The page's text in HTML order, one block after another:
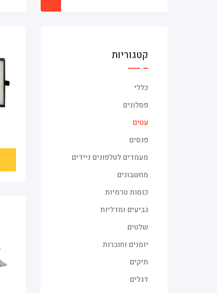
קטגוריות
כללי
פסלונים
עטים
פנסים
מעמדים לטלפונים ניידים
מחשבונים
כוסות טרמיות
גביעים ומדליות
שלטים
יומנים וחוברות
תיקים
דגלים